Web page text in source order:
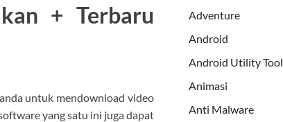
+ Terbaru
untuk mendownload video
yang satu ini juga dapat
Adventure
Android
Android Utility Tool
Animasi
Anti Malware